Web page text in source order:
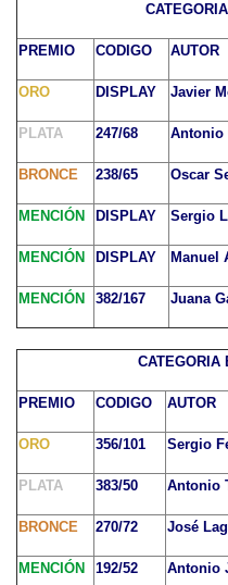
PREMIO CODIGO AUTOR
ORO DISPLAY Javier
PLATA 247/68 Antonio
BRONCE 238/65 Oscar
MENCIÓN DISPLAY Sergio
MENCIÓN DISPLAY Manuel
MENCIÓN 382/167 Juana
CATEGORIA
PREMIO CODIGO AUTOR
ORO 356/101 Sergio
PLATA 383/50 Antonio
BRONCE 270/72 José
MENCIÓN 192/52 Antonio